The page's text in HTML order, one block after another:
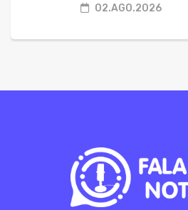
02.AGO.2026